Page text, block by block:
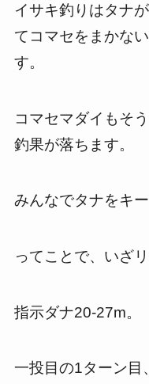
イサキ釣りはタナ
てコマセをまかな
す。
コマセマダイもそ
釣果が落ちます。
みんなでタナをキ
ってことで、いざ
指示ダナ20-27m。
一投目の1ターン目